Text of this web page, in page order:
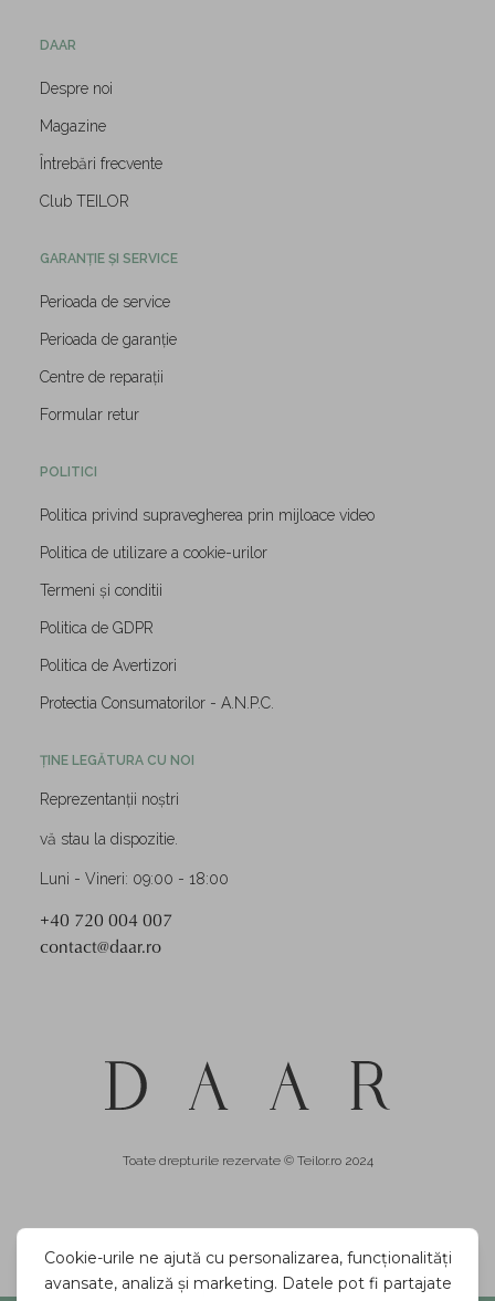
DAAR
Despre noi
Magazine
Întrebări frecvente
Club TEILOR
GARANȚIE ȘI SERVICE
Perioada de service
Perioada de garanție
Centre de reparații
Formular retur
POLITICI
Politica privind supravegherea prin mijloace video
Politica de utilizare a cookie-urilor
Termeni și conditii
Politica de GDPR
Politica de Avertizori
Protectia Consumatorilor - A.N.P.C.
ȚINE LEGĂTURA CU NOI
Reprezentanții noștri
vă stau la dispozitie.
Luni - Vineri: 09:00 - 18:00
+40 720 004 007
contact@daar.ro
Toate drepturile rezervate © Teilor.ro 2024